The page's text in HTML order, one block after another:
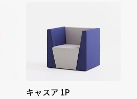
キャスア 1P